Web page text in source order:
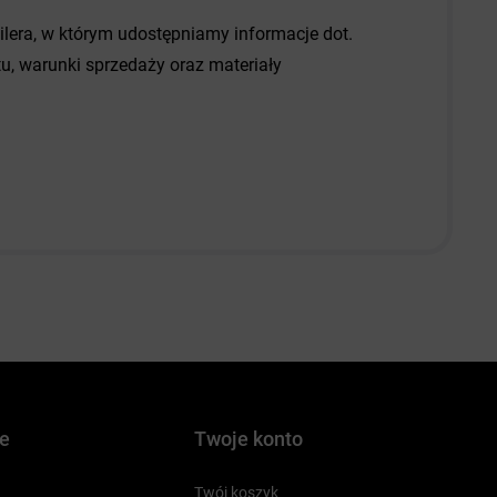
w którym udostępniamy informacje dot.
warunki sprzedaży oraz materiały
Twoje konto
Twój koszyk